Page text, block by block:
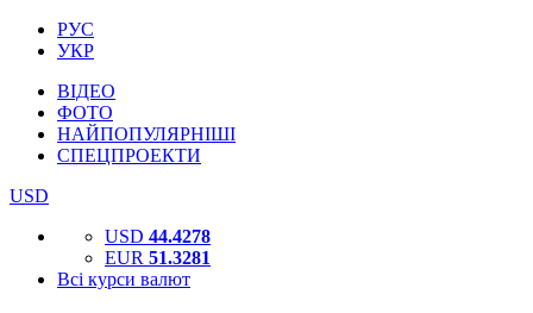
РУС
УКР
ВІДЕО
ФОТО
НАЙПОПУЛЯРНІШІ
СПЕЦПРОЕКТИ
USD
USD 44.4278
EUR 51.3281
Всі курси валют